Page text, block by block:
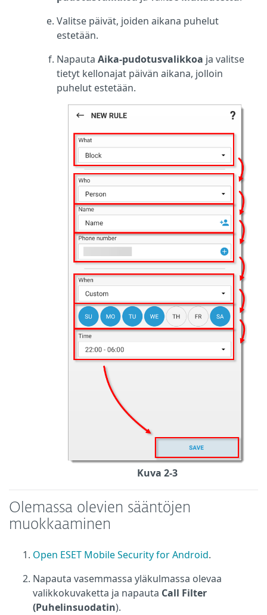
Valitse päivät, joiden aikana puhelut
estetään.
Napauta Aika-pudotusvalikkoa ja valitse
tietyt kellonajat päivän aikana, jolloin
puhelut estetään.
Kuva 2-3
Olemassa olevien sääntöjen
muokkaaminen
Open ESET Mobile Security for Android.
Napauta vasemmassa yläkulmassa olevaa
valikkokuvaketta ja napauta Call Filter
(Puhelinsuodatin).